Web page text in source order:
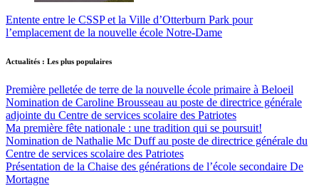
Entente entre le CSSP et la Ville d’Otterburn Park pour
l’emplacement de la nouvelle école Notre-Dame
Actualités : Les plus populaires
Première pelletée de terre de la nouvelle école primaire à Beloeil
Nomination de Caroline Brousseau au poste de directrice générale
adjointe du Centre de services scolaire des Patriotes
Ma première fête nationale : une tradition qui se poursuit!
Nomination de Nathalie Mc Duff au poste de directrice générale du
Centre de services scolaire des Patriotes
Présentation de la Chaise des générations de l’école secondaire De
Mortagne